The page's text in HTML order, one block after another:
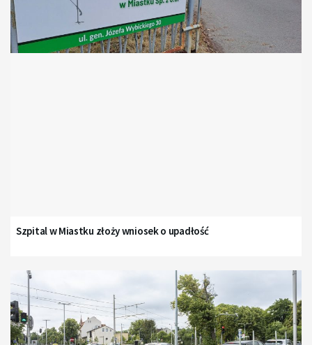
Szpital w Miastku złoży wniosek o upadłość